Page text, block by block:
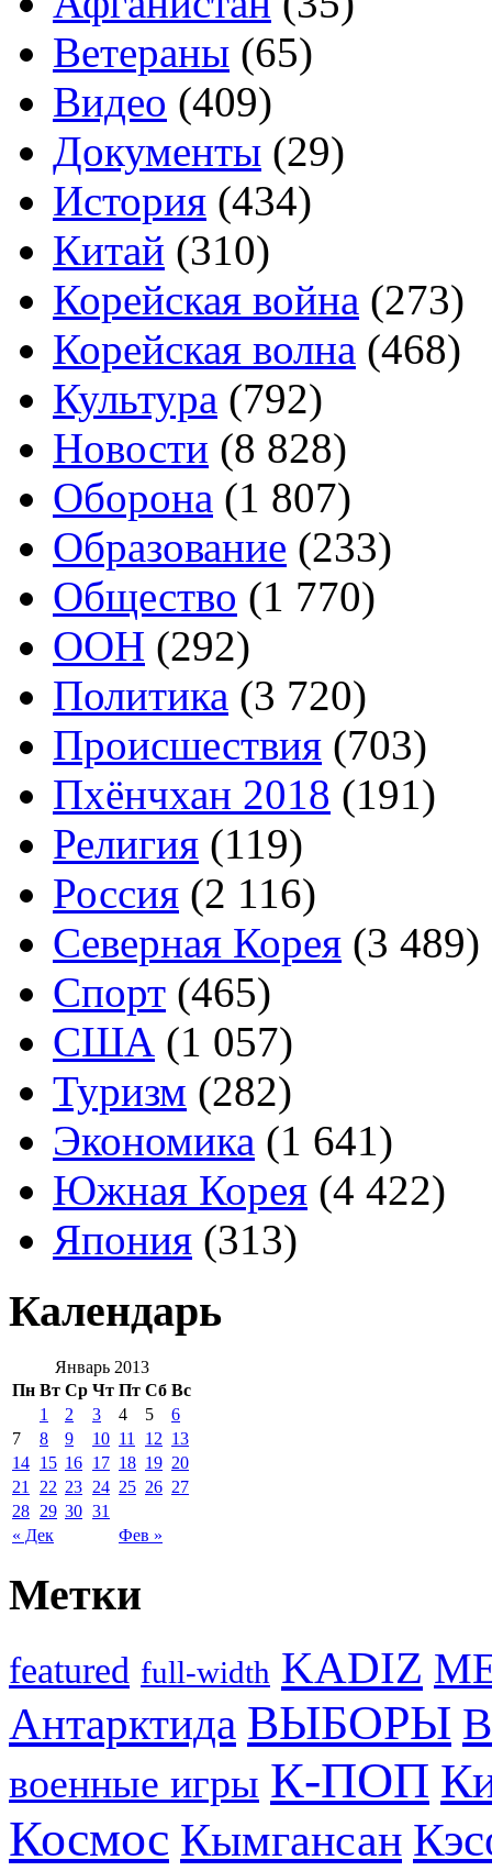
Ветераны (65)
Видео (409)
Документы (29)
История (434)
Китай (310)
Корейская война (273)
Корейская волна (468)
Культура (792)
Новости (8 828)
Оборона (1 807)
Образование (233)
Общество (1 770)
ООН (292)
Политика (3 720)
Происшествия (703)
Пхёнчхан 2018 (191)
Религия (119)
Россия (2 116)
Северная Корея (3 489)
Спорт (465)
США (1 057)
Туризм (282)
Экономика (1 641)
Южная Корея (4 422)
Япония (313)
Календарь
Январь 2013
Пн Вт Ср Чт Пт Сб Вс
« Дек Фев »
1 2 3 4 5
6
7
8 9 10 11 12 13
14 15 16 17 18 19 20
21
22 23 24 25 26 27
28 29 30 31
Метки
featured full-width KADIZ
Антарктида ВЫБОРЫ
военные игры К-ПОП
Космос Кымгансан